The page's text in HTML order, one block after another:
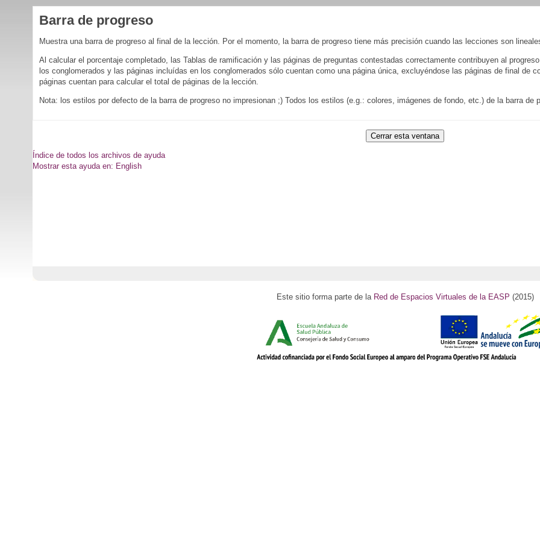
Barra de progreso
Muestra una barra de progreso al final de la lección. Por el momento, la barra de progreso tiene más precisión cuando las lecciones son
Al calcular el porcentaje completado, las Tablas de ramificación y las páginas de preguntas contestadas correctamente contribuyen al
los conglomerados y las páginas incluídas en los conglomerados sólo cuentan como una página única, excluyéndose las páginas de final de
páginas cuentan para calcular el total de páginas de la lección.
Nota: los estilos por defecto de la barra de progreso no impresionan ;) Todos los estilos (e.g.: colores, imágenes de fondo, etc.) de la barra
Índice de todos los archivos de ayuda
Mostrar esta ayuda en: English
Este sitio forma parte de la Red de Espacios Virtuales de la EASP (2015)